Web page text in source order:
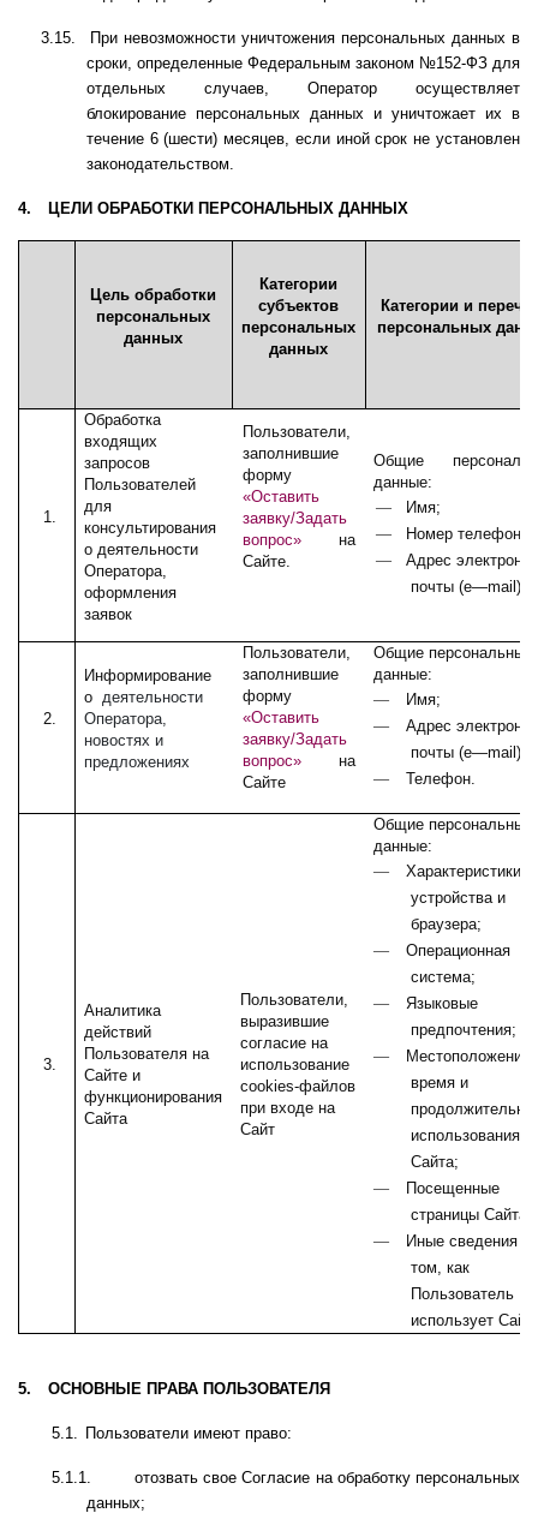
3.15.
При невозможности уничтожения персональных данных в
сроки, определенные Федеральным законом №152-ФЗ для
отдельных случаев, Оператор осуществляет
блокирование персональных данных и уничтожает их в
течение 6 (шести) месяцев, если иной срок не установлен
законодательством.
4. ЦЕЛИ ОБРАБОТКИ ПЕРСОНАЛЬНЫХ ДАННЫХ
Цель обработки
персональных
данных
Категории
субъектов
персональных
данных
Категории и
персональных
1.
Обработка
входящих
запросов
Пользователей
для
консультирования
о деятельности
Оператора,
оформления
заявок
Пользователи,
заполнившие
форму
«Оставить
заявку/Задать
вопрос» на
Сайте.
Общие
данные:
—
Имя;
—
Номер телефона;
—
Адрес
почты (e—mail ).
2.
Информирование
о деятельности
Оператора,
новостях и
предложениях
Пользователи,
заполнившие
форму
«Оставить
заявку/Задать
вопрос» на
Сайте
Общие персональные
данные:
—
Имя;
—
Адрес
почты (e—mail );
—
Телефон.
3.
Аналитика
действий
Пользователя на
Сайте и
функционирования
Сайта
Пользователи,
выразившие
согласие на
использование
cookies-файлов
при входе на
Сайт
Общие персональные
данные:
—
Характеристики
устройства и
браузера;
—
Операционная
система;
—
Языковые
предпочтения;
—
Местоположение,
время и
использования
Сайта;
—
Посещенные
страницы Сайта;
—
Иные сведения о
том, как
Пользователь
использует Сайт.
5. ОСНОВНЫЕ ПРАВА ПОЛЬЗОВАТЕЛЯ
5.1. Пользователи имеют право:
5.1.1.
отозвать свое Согласие на обработку персональных
данных;